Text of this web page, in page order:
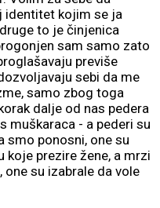
identitet kojim se ja
to je činjenica
sam samo zato
previše
sebi da me
samo zbog toga
dalje od nas pedera
muškaraca - a pederi su
smo ponosni, one su
koje prezire žene, a mrzi
su izabrale da vole